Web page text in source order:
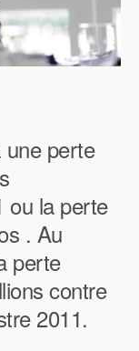
une perte
ou la perte
. Au
perte
contre
2011.